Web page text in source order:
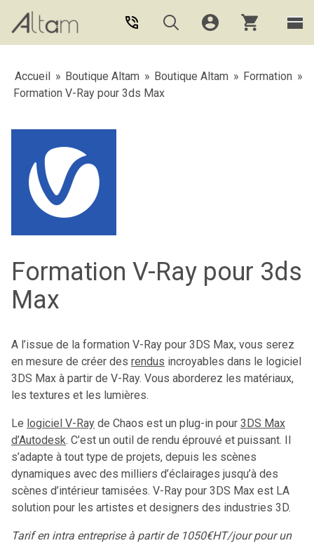
Aller au contenu principal
Accueil » Boutique Altam » Boutique Altam » Formation »
Formation V-Ray pour 3ds Max
Formation V-Ray pour 3ds
Max
A l’issue de la formation V-Ray pour 3DS Max, vous serez
en mesure de créer des rendus incroyables dans le logiciel
3DS Max à partir de V-Ray. Vous aborderez les matériaux,
les textures et les lumières.
Le logiciel V-Ray de Chaos est un plug-in pour 3DS Max
d’Autodesk. C’est un outil de rendu éprouvé et puissant. Il
s’adapte à tout type de projets, depuis les scènes
dynamiques avec des milliers d’éclairages jusqu’à des
scènes d’intérieur tamisées. V-Ray pour 3DS Max est LA
solution pour les artistes et designers des industries 3D.
Tarif en intra entreprise à partir de 1050€HT/jour pour un